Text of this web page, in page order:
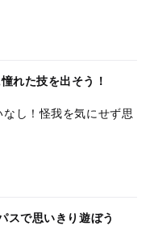
れた技を出そう！
し！怪我を気にせず思
スで思いきり遊ぼう